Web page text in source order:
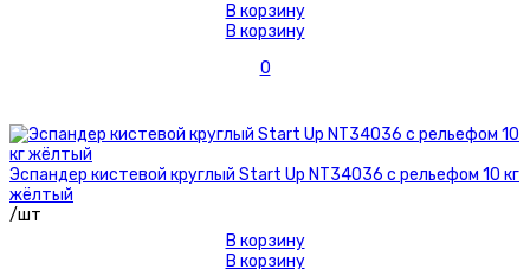
В корзину
В корзину
0
Эспандер кистевой круглый Start Up NT34036 с рельефом 10 кг
жёлтый
/шт
В корзину
В корзину